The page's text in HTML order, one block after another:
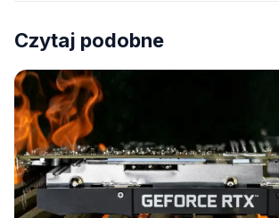
Czytaj podobne